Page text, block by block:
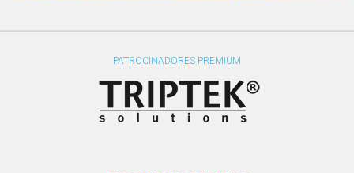
PATROCINADORES PREMIUM